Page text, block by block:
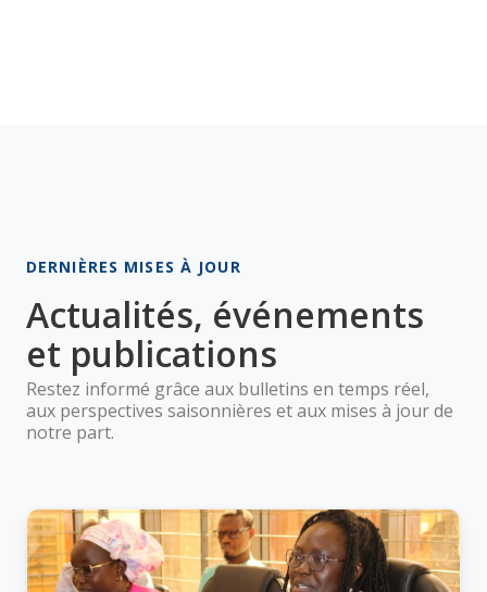
DERNIÈRES MISES À JOUR
Actualités, événements
et publications
Restez informé grâce aux bulletins en temps réel,
aux perspectives saisonnières et aux mises à jour de
notre part.